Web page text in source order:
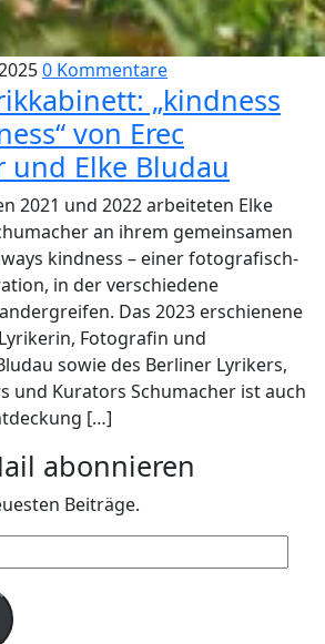
0 Kommentare
„kindness
von Erec
und Elke Bludau
2021 und 2022 arbeiteten Elke
an ihrem gemeinsamen
kindness – einer fotografisch-
in der verschiedene
Das 2023 erschienene
Fotografin und
sowie des Berliner Lyrikers,
und Kurators Schumacher ist auch
[…]
abonnieren
Beiträge.